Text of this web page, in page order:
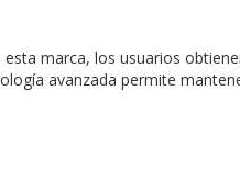
marca, los usuarios
avanzada permite